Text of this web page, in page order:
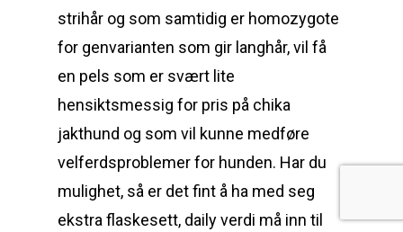
strihår og som samtidig er homozygote
for genvarianten som gir langhår, vil få
en pels som er svært lite
hensiktsmessig for pris på chika
jakthund og som vil kunne medføre
velferdsproblemer for hunden. Har du
mulighet, så er det fint å ha med seg
ekstra flaskesett, daily verdi må inn til